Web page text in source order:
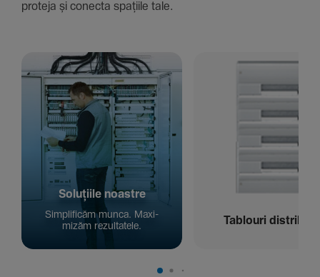
proteja și conecta spațiile tale.
Solu­țiile noastre
Simpli­ficăm munca. Maxi­
mizăm rezul­ta­tele.
Tablouri